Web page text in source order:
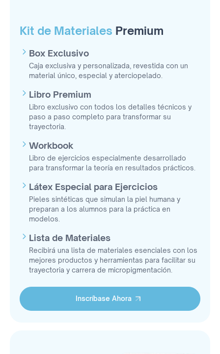
Kit de Materiales Premium
Box Exclusivo
Caja exclusiva y personalizada, revestida con un
material único, especial y aterciopelado.
Libro Premium
Libro exclusivo con todos los detalles técnicos y
paso a paso completo para transformar su
trayectoria.
Workbook
Libro de ejercicios especialmente desarrollado
para transformar la teoría en resultados prácticos.
Látex Especial para Ejercicios
Pieles sintéticas que simulan la piel humana y
preparan a los alumnos para la práctica en
modelos.
Lista de Materiales
Recibirá una lista de materiales esenciales con los
mejores productos y herramientas para facilitar su
trayectoria y carrera de micropigmentación.
Inscríbase Ahora